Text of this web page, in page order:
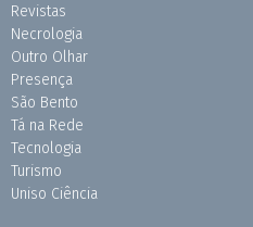
Revistas
Necrologia
Outro Olhar
Presença
São Bento
Tá na Rede
Tecnologia
Turismo
Uniso Ciência